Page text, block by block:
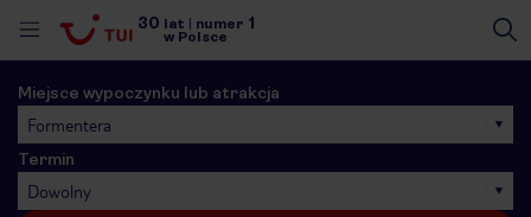
30 lat numer 1
w Polsce
Miejsce wypoczynku lub atrakcja
Formentera
Termin
Dowolny